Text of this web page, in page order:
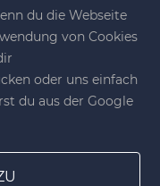
Rezepte,
wünschen euch
Fundstücke und
du die Webseite
von Cookies
oder uns einfach
du aus der Google